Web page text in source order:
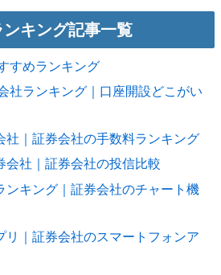
キング記事一覧
すめランキング
社ランキング｜口座開設どこがい
社｜証券会社の手数料ランキング
会社｜証券会社の投信比較
ンキング｜証券会社のチャート機
リ｜証券会社のスマートフォンア